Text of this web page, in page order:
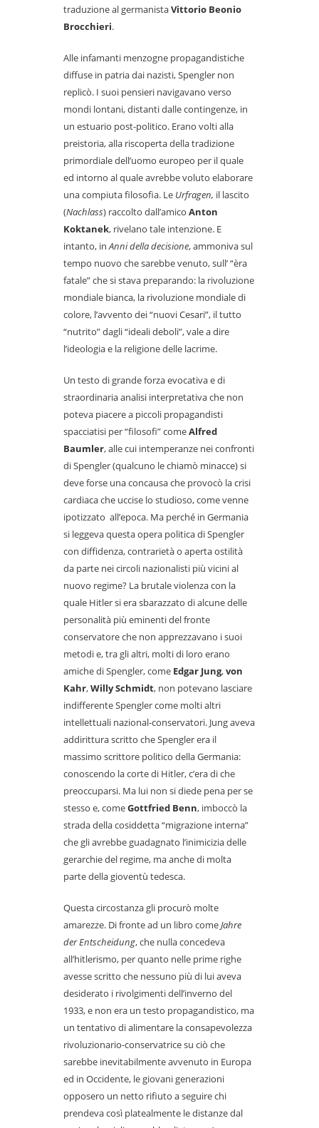
traduzione al germanistaVittorio Beonio
Brocchieri.
Alle infamanti menzogne propagandistiche
diffuse in patria dai nazisti, Spengler non
replicò. I suoi pensieri navigavano verso
mondi lontani, distanti dalle contingenze, in
un estuario post-politico. Erano volti alla
preistoria, alla riscoperta della tradizione
primordiale dell’uomo europeo per il quale
ed intorno al quale avrebbe voluto elaborare
una compiuta filosofia. Le Urfragen, il lascito
(Nachlass) raccolto dall’amicoAnton
Koktanek, rivelano tale intenzione. E
intanto, inAnni della decisione, ammoniva sul
tempo nuovo che sarebbe venuto, sull’ “èra
fatale” che si stava preparando: la rivoluzione
mondiale bianca, la rivoluzione mondiale di
colore, l’avvento dei “nuovi Cesari”, il tutto
“nutrito” dagli “ideali deboli”, vale a dire
l’ideologia e la religione delle lacrime.
Un testo di grande forza evocativa e di
straordinaria analisi interpretativa che non
poteva piacere a piccoli propagandisti
spacciatisi per “filosofi” comeAlfred
Baumler, alle cui intemperanze nei confronti
di Spengler (qualcuno le chiamò minacce) si
deve forse una concausa che provocò la crisi
cardiaca che uccise lo studioso, come venne
ipotizzato all’epoca. Ma perché in Germania
si leggeva questa opera politica di Spengler
con diffidenza, contrarietà o aperta ostilità
da parte nei circoli nazionalisti più vicini al
nuovo regime? La brutale violenza con la
quale Hitler si era sbarazzato di alcune delle
personalità più eminenti del fronte
conservatore che non apprezzavano i suoi
metodi e, tra gli altri, molti di loro erano
amiche di Spengler, come Edgar Jung,von
Kahr,Willy Schmidt, non potevano lasciare
indifferente Spengler come molti altri
intellettuali nazional-conservatori. Jung aveva
addirittura scritto che Spengler era il
massimo scrittore politico della Germania:
conoscendo la corte di Hitler, c’era di che
preoccuparsi. Ma lui non si diede pena per se
stesso e, comeGottfried Benn, imboccò la
strada della cosiddetta “migrazione interna”
che gli avrebbe guadagnato l’inimicizia delle
gerarchie del regime, ma anche di molta
parte della gioventù tedesca.
Questa circostanza gli procurò molte
amarezze. Di fronte ad un libro comeJahre
der Entscheidung, che nulla concedeva
all’hitlerismo, per quanto nelle prime righe
avesse scritto che nessuno più di lui aveva
desiderato i rivolgimenti dell’inverno del
1933, e non era un testo propagandistico, ma
un tentativo di alimentare la consapevolezza
rivoluzionario-conservatrice su ciò che
sarebbe inevitabilmente avvenuto in Europa
ed in Occidente, le giovani generazioni
opposero un netto rifiuto a seguire chi
prendeva così platealmente le distanze dal